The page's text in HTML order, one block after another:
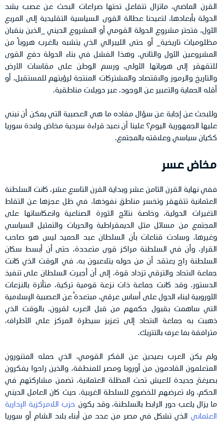
القرن الماضي، ماتزال تتفاعل تحتها صراعات البحث عن عصب يشد
الدولة بأبعادها، لتعيدنا عطالة القوى السياسية التقليدية إلى المربع
الأول، فتجتر مشروع الدولة القومي أو المشروع الديني _الذين ينقبان
مظلوميات تاريخية_ أو حتى الليبرالي الذي يتشبه بالغرب هروباً من
المشروعين الأول والثاني. وهذا الفشل في بناء الدولة دفع القوى
للتقهقر إلى هوياتها الأولى، ورسم الوطن على مقاسات الأرض
والتاريخ والرموز والاقتصاد والمشتركات المنتجة لرؤيتهم للمستقبل، أو
أقله الحماية والتعبير عن الوجود، عبر دويلات مناطقية.
وللبحث عن إجابة عن سؤال مفاده ما هي العصبية التي يمكن أن نبني
عليها الجمهورية اليوم؟ علينا أن نعيد قراءة سردية مخاض ولادة سوريا
ككيان سياسي وعلاقته بالمجتمع.
مخاض عسر
ففي نهاية القرن الثامن عشر وبداية القرن التاسع عشر، كانت السلطنة
العثمانية تتقهقر وتخسر مناطق نفوذها، في ظل عجزها عن التقاط
التغيرات الدولية، وخاصة نتائج الثورة الصناعية وانعكاساتها على
المجتمع من مسائل مثل الديمقراطية والحريات والتمثيل السياسي
وغيرها. وسادت قناعات بأن السلطان عبد الحميد ليس هو صاحب
القرار، وأن في السلطنة مراكز قوى متعددة، حتى أن أبسط سكان
السلطنة راح يعتقد أن من حوله يتلاعبون به. في الوقت الذي كانت
جماعة الاتحاد والترقي تزداد قوة، إلى أن أجبرت السلطان على تنفيذ
الدستور. وقد كانت جماعة ذات نزعة قومية تركية، متأثرة بالنزعات
الأوروبية لبناء الدول على أساس عرقي، مبتعدةً عن العصبية الإسلامية
التي ساهمت بقبول حكمهم من قبل العرب لقرون، بالوقت الذي
ذهبت به جماعة الاتحاد إلى تعزيز سيطرة المركز على الأطراف،
مترافقة بما عرف بالتتريك.
ولم يكن العرب بعيدين عن الفكر القومي، الذي حمله المتنورون
المتعلمون القادمون من أوروبا ومصر للمنطقة، والذين راحوا يفكرون
بصيغةٍ جديدة للعيش تحت المظلة العثمانية، تضمن مشاركتهم في
الحكم، ولا تعرضهم للخضوع للسلطة الغربية. حيث كان العامل الديني
ما يزال يلعب دور الرابط بالسلطنة، وقد يكون حزب اللامركزية الإدارية
العثماني الذي تشكل في مصر من عدد من أبناء بلاد الشام أو سوريا